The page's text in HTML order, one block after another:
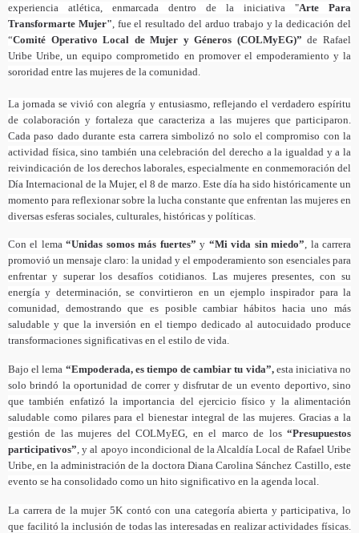
experiencia atlética, enmarcada dentro de la iniciativa "Arte Para
Transformarte Mujer" , fue el resultado del arduo trabajo y la dedicación del
“Comité Operativo Local de Mujer y Géneros (COLMyEG)” de Rafael
Uribe Uribe, un equipo comprometido en promover el empoderamiento y la
sororidad entre las mujeres de la comunidad.
La jornada se vivió con alegría y entusiasmo, reflejando el verdadero espíritu
de colaboración y fortaleza que caracteriza a las mujeres que participaron.
Cada paso dado durante esta carrera simbolizó no solo el compromiso con la
actividad física, sino también una celebración del derecho a la igualdad y a la
reivindicación de los derechos laborales, especialmente en conmemoración del
Día Internacional de la Mujer, el 8 de marzo. Este día ha sido históricamente un
momento para reflexionar sobre la lucha constante que enfrentan las mujeres en
diversas esferas sociales, culturales, históricas y políticas.
Con el lema“Unidas somos más fuertes” y “Mi vida sin miedo”, la carrera
promovió un mensaje claro: la unidad y el empoderamiento son esenciales para
enfrentar y superar los desafíos cotidianos. Las mujeres presentes, con su
energía y determinación, se convirtieron en un ejemplo inspirador para la
comunidad, demostrando que es posible cambiar hábitos hacia uno más
saludable y que la inversión en el tiempo dedicado al autocuidado produce
transformaciones significativas en el estilo de vida.
Bajo el lema “Empoderada, es tiempo de cambiar tu vida”,esta iniciativa no
solo brindó la oportunidad de correr y disfrutar de un evento deportivo, sino
que también enfatizó la importancia del ejercicio físico y la alimentación
saludable como pilares para el bienestar integral de las mujeres. Gracias a la
gestión de las mujeres del COLMyEG, en el marco de los “Presupuestos
participativos”, y al apoyo incondicional de la Alcaldía Local de Rafael Uribe
Uribe, en la administración de la doctora Diana Carolina Sánchez Castillo, este
evento se ha consolidado como un hito significativo en la agenda local.
La carrera de la mujer 5K contó con una categoría abierta y participativa, lo
que facilitó la inclusión de todas las interesadas en realizar actividades físicas.